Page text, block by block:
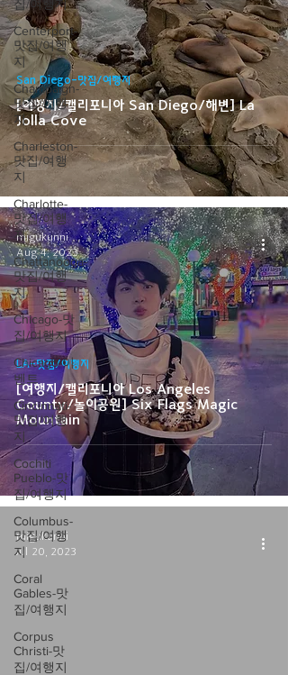
집/여행지
Centerport-
맛집/여행
지
Champaign-
맛집/여행
지
Charleston-
맛집/여행
지
Charlotte-
맛집/여행
지
Chattanooga-
맛집/여행
지
Chicago-맛
집/여행지
Chicago-이
벤트
Cincinnati-
맛집/여행
지
Cochiti
Pueblo-맛
집/여행지
Columbus-
맛집/여행
지
Coral
Gables-맛
집/여행지
Corpus
Christi-맛
집/여행지
[여행지/캘리포니아 San Diego/해변] La
Jolla Cove
San Diego-맛집/여행지
[여행지/캘리포니아 Los Angeles
County/놀이공원] Six Flags Magic
Mountain
LA-맛집/여행지
migukunni
Aug 4, 2023
migukunni
Jul 20, 2023